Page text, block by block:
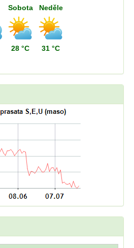
Sobota
28 °C
Neděle
31 °C